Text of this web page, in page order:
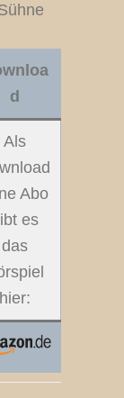
d
Als
Abo
es
das
hier: